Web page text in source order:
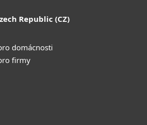
Republic (CZ)
domácnosti
firmy